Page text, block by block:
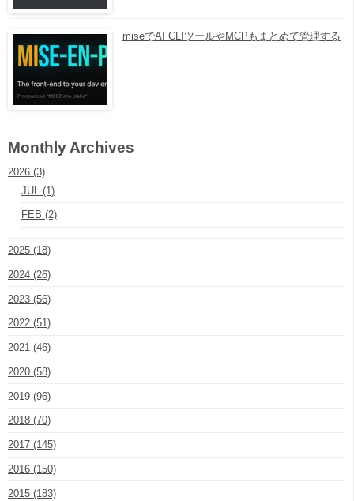
miseでAI CLIツールやMCPもまとめて管理する
Monthly Archives
2026 (3)
JUL (1)
FEB (2)
2025 (18)
2024 (26)
2023 (56)
2022 (51)
2021 (46)
2020 (58)
2019 (96)
2018 (70)
2017 (145)
2016 (150)
2015 (183)